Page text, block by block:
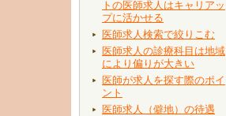
トの医師求人はキャリアッ
プに活かせる
医師求人検索で絞りこむ
医師求人の診療科目は地域
により偏りが大きい
医師が求人を探す際のポイ
ント
医師求人（僻地）の待遇